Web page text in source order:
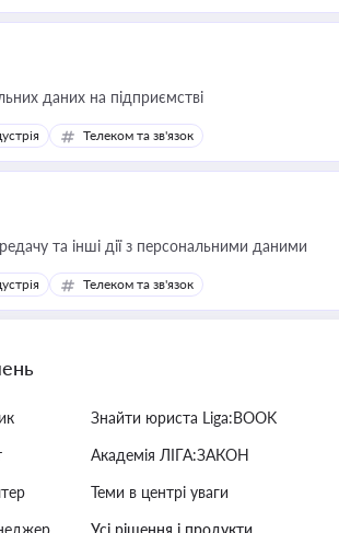
даних на підприємстві
Телеком та зв'язок
та інші дії з персональними даними
Телеком та зв'язок
Знайти юриста Liga:BOOK
Академія ЛІГА:ЗАКОН
Теми в центрі уваги
Усі рішення і продукти